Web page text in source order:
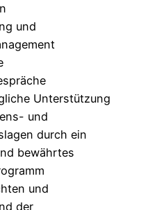
und
Unterstützung
und
durch ein
bewährtes
und
der